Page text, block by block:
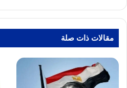
مقالات ذات صلة